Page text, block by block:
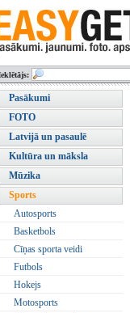
Pasākumi
FOTO
Latvijā un pasaulē
Kultūra un māksla
Mūzika
Sports
Autosports
Basketbols
Cīņas sporta veidi
Futbols
Hokejs
Motosports